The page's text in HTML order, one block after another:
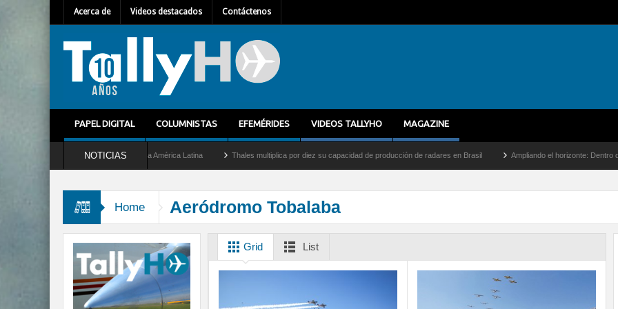
Acerca de Videos destacados Contáctenos
PAPEL DIGITAL COLUMNISTAS EFEMÉRIDES VIDEOS TALLYHO MAGAZINE
NOTICIAS
Director General para América Latina Thales multiplica por diez su capacidad de producción de radares en Brasil Ampliando el horizonte: Dentro del vuelo de
Home Aeródromo Tobalaba
Grid List